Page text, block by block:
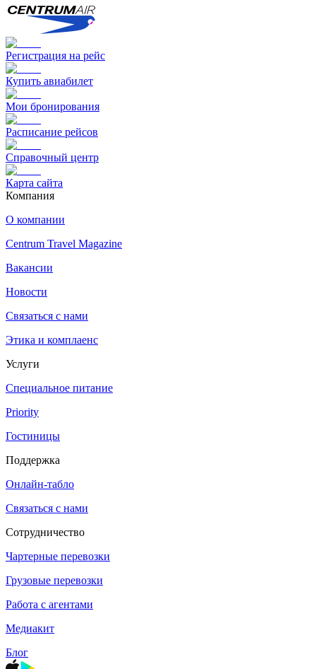
Регистрация на рейс
Купить авиабилет
Мои бронирования
Расписание рейсов
Справочный центр
Карта сайта
Компания
О компании
Centrum Travel Magazine
Вакансии
Новости
Связаться с нами
Этика и комплаенс
Услуги
Специальное питание
Priority
Гостиницы
Поддержка
Онлайн-табло
Связаться с нами
Сотрудничество
Чартерные перевозки
Грузовые перевозки
Работа с агентами
Медиакит
Блог